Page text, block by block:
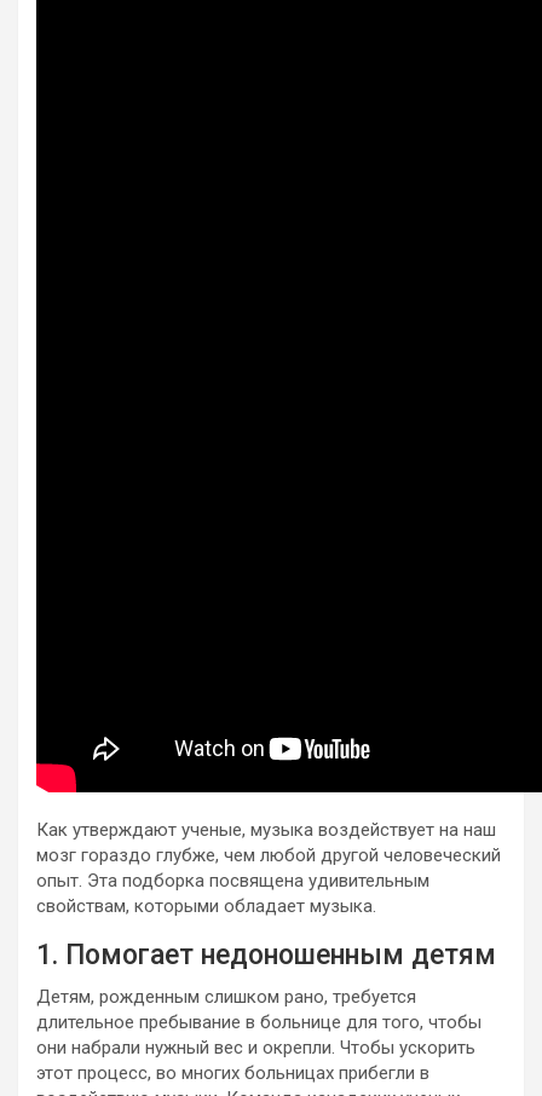
Как утверждают ученые, музыка воздействует на наш
мозг гораздо глубже, чем любой другой человеческий
опыт. Эта подборка посвящена удивительным
свойствам, которыми обладает музыка.
1. Помогает недоношенным детям
Детям, рожденным слишком рано, требуется
длительное пребывание в больнице для того, чтобы
они набрали нужный вес и окрепли. Чтобы ускорить
этот процесс, во многих больницах прибегли в